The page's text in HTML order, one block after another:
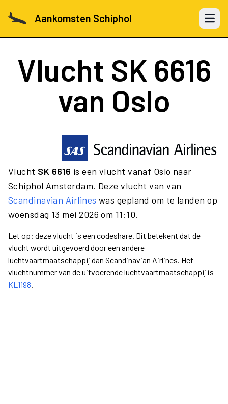
Aankomsten Schiphol Open
Vlucht SK 6616
van Oslo
Vlucht SK 6616 is een vlucht vanaf Oslo naar
Schiphol Amsterdam. Deze vlucht van van
Scandinavian Airlines was gepland om te landen op
woensdag 13 mei 2026 om 11:10.
Let op: deze vlucht is een codeshare. Dit betekent dat de
vlucht wordt uitgevoerd door een andere
luchtvaartmaatschappij dan Scandinavian Airlines. Het
vluchtnummer van de uitvoerende luchtvaartmaatschappij is
KL1198.